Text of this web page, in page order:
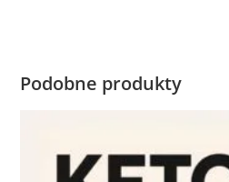
Podobne produkty